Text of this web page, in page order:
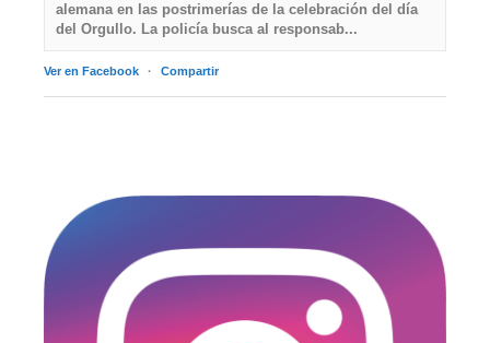
alemana en las postrimerías de la celebración del día
del Orgullo. La policía busca al responsab...
Ver en Facebook · Compartir